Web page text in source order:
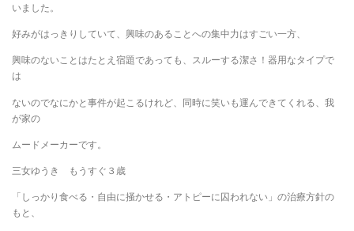
いました。
好みがはっきりしていて、興味のあることへの集中力はすごい一方、
興味のないことはたとえ宿題であっても、スルーする潔さ！器用なタイプで
は
ないのでなにかと事件が起こるけれど、同時に笑いも運んできてくれる、我
が家の
ムードメーカーです。
三女ゆうき もうすぐ３歳
「しっかり食べる・自由に掻かせる・アトピーに囚われない」の治療方針の
もと、